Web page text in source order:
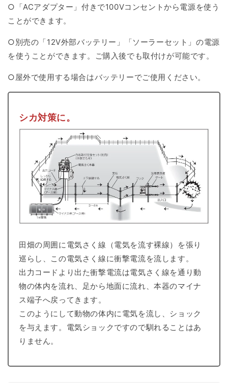
○「ACアダプター」付きで100Vコンセントから電源を使う
ことができます。
○別売の「12V外部バッテリー」「ソーラーセット」の電源
を使うことができます。ご購入後でも取付けが可能です。
○屋外で使用する場合はバッテリーでご使用ください。
シカ対策に。
田畑の周囲に電気さく線（電気を流す裸線）を張り
巡らし、この電気さく線に衝撃電流を流します。
出力コードより出た衝撃電流は電気さく線を通り動
物の体内を流れ、足から地面に流れ、本器のマイナ
ス端子へ戻ってきます。
このようにして動物の体内に電気を流し、ショック
を与えます。電気ショックですので馴れることはあ
りません。